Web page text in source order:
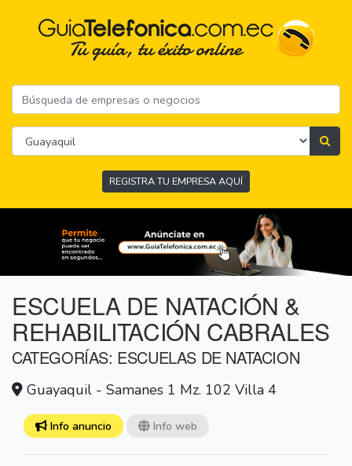
REGISTRA TU EMPRESA AQUÍ
ESCUELA DE NATACIÓN &
REHABILITACIÓN CABRALES
CATEGORÍAS: ESCUELAS DE NATACION
Guayaquil - Samanes 1 Mz. 102 Villa 4
Info anuncio Info web